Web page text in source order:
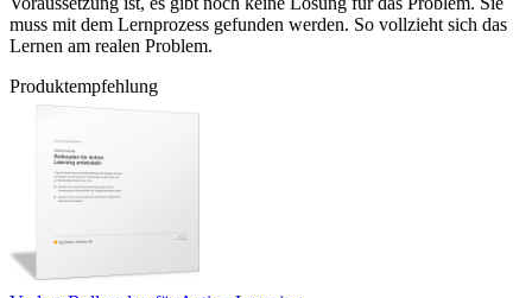
muss mit dem Lernprozess gefunden werden. So vollzieht sich das
Lernen am realen Problem.
Produktempfehlung